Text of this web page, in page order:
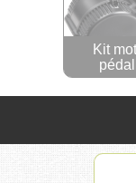
Kit